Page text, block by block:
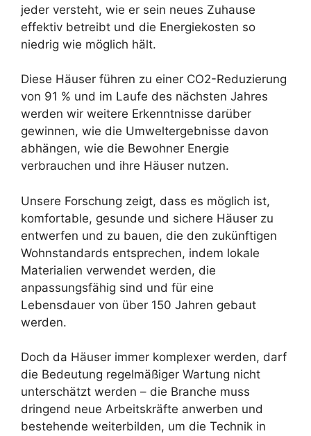
jeder versteht, wie er sein neues Zuhause
effektiv betreibt und die Energiekosten so
niedrig wie möglich hält.
Diese Häuser führen zu einer CO2-Reduzierung
von 91 % und im Laufe des nächsten Jahres
werden wir weitere Erkenntnisse darüber
gewinnen, wie die Umweltergebnisse davon
abhängen, wie die Bewohner Energie
verbrauchen und ihre Häuser nutzen.
Unsere Forschung zeigt, dass es möglich ist,
komfortable, gesunde und sichere Häuser zu
entwerfen und zu bauen, die den zukünftigen
Wohnstandards entsprechen, indem lokale
Materialien verwendet werden, die
anpassungsfähig sind und für eine
Lebensdauer von über 150 Jahren gebaut
werden.
Doch da Häuser immer komplexer werden, darf
die Bedeutung regelmäßiger Wartung nicht
unterschätzt werden – die Branche muss
dringend neue Arbeitskräfte anwerben und
bestehende weiterbilden, um die Technik in